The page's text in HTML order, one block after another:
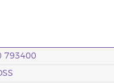
793400